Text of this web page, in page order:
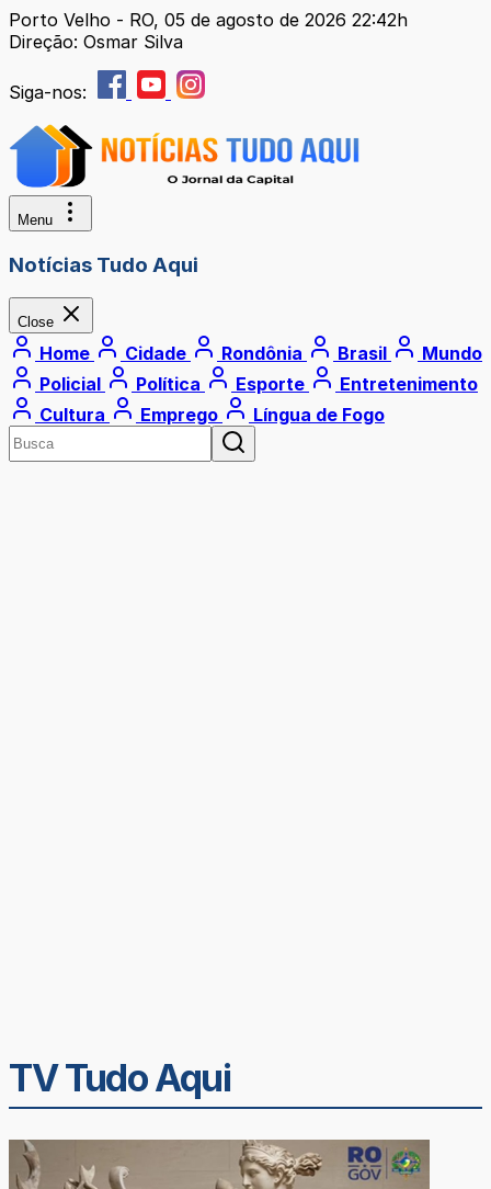
Porto Velho - RO, 05 de agosto de 2026 22:42h
Direção: Osmar Silva
Siga-nos:
Menu
Notícias Tudo Aqui
Close
Home Cidade Rondônia Brasil
Mundo
Policial
Política Esporte
Entretenimento
Cultura
Emprego Língua de Fogo
TV Tudo Aqui